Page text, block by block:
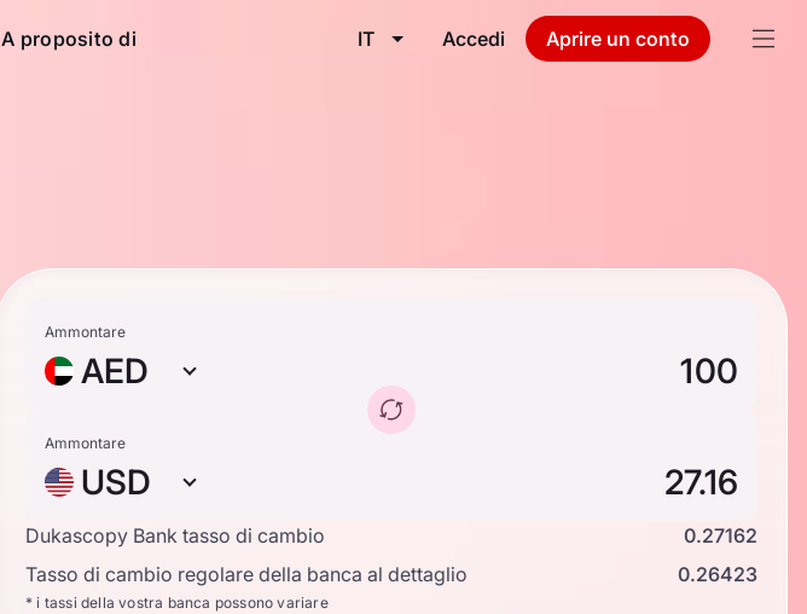
A proposito di IT Accedi Aprire un conto
Ammontare
AED
Ammontare
USD
Dukascopy Bank tasso di cambio
0.27162
Tasso di cambio regolare della banca al dettaglio
0.26423
* i tassi della vostra banca possono variare